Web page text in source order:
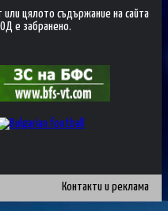
или цялото съдържание на сайта
е забранено.
Контакти и реклама